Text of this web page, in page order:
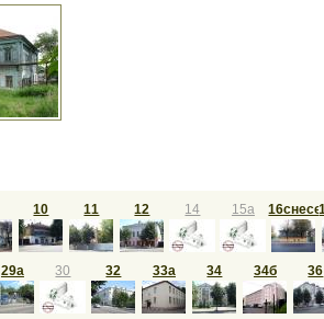
10 11 12 14 15а
29а 30 32 33а 34 34б 36